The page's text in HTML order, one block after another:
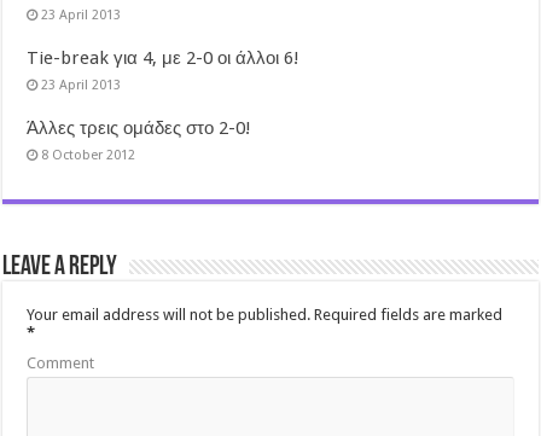
23 April 2013
Tie-break για 4, με 2-0 οι άλλοι 6!
23 April 2013
Άλλες τρεις ομάδες στο 2-0!
8 October 2012
Leave a Reply
Your email address will not be published. Required fields are marked
*
Comment